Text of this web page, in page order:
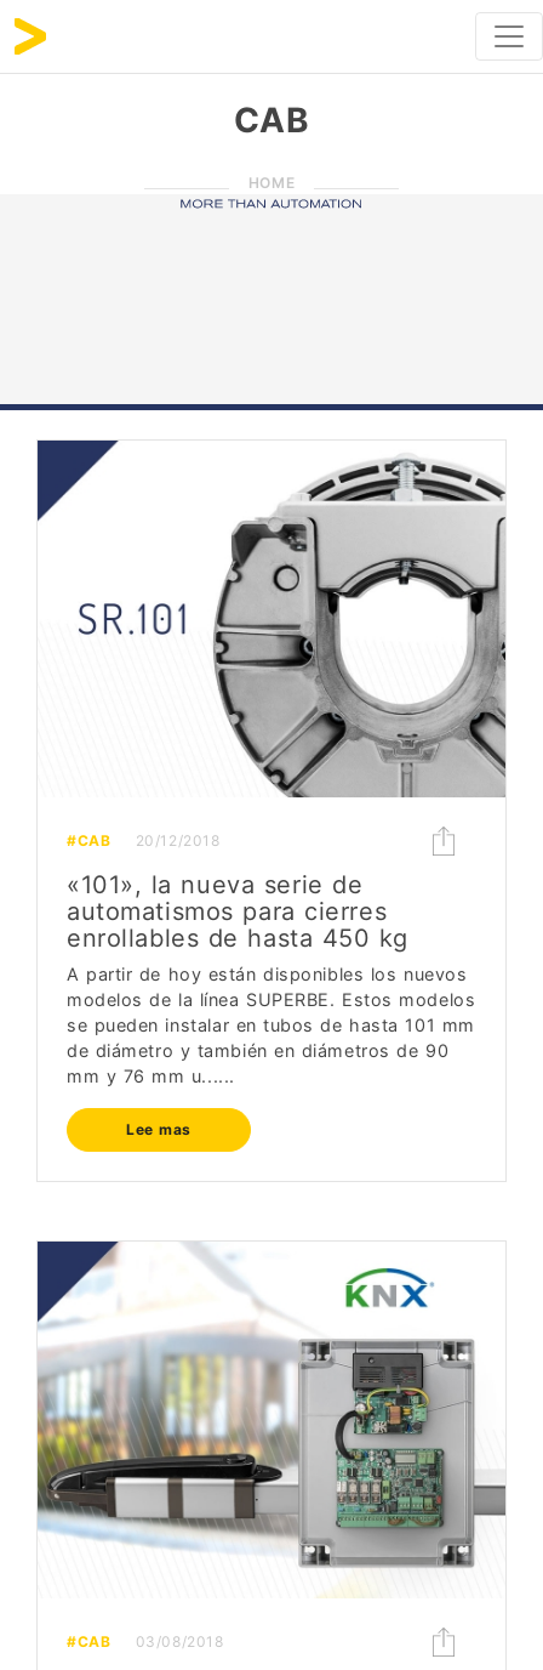
CAB
HOME
#CAB 20/12/2018
«101», la nueva serie de
automatismos para cierres
enrollables de hasta 450 kg
A partir de hoy están disponibles los nuevos
modelos de la línea SUPERBE. Estos modelos
se pueden instalar en tubos de hasta 101 mm
de diámetro y también en diámetros de 90
mm y 76 mm u......
Lee mas
#CAB 03/08/2018